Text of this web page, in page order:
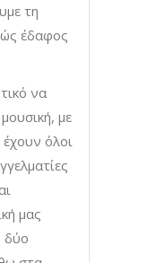
τη
έδαφος
να
με
όλοι
μας
δύο